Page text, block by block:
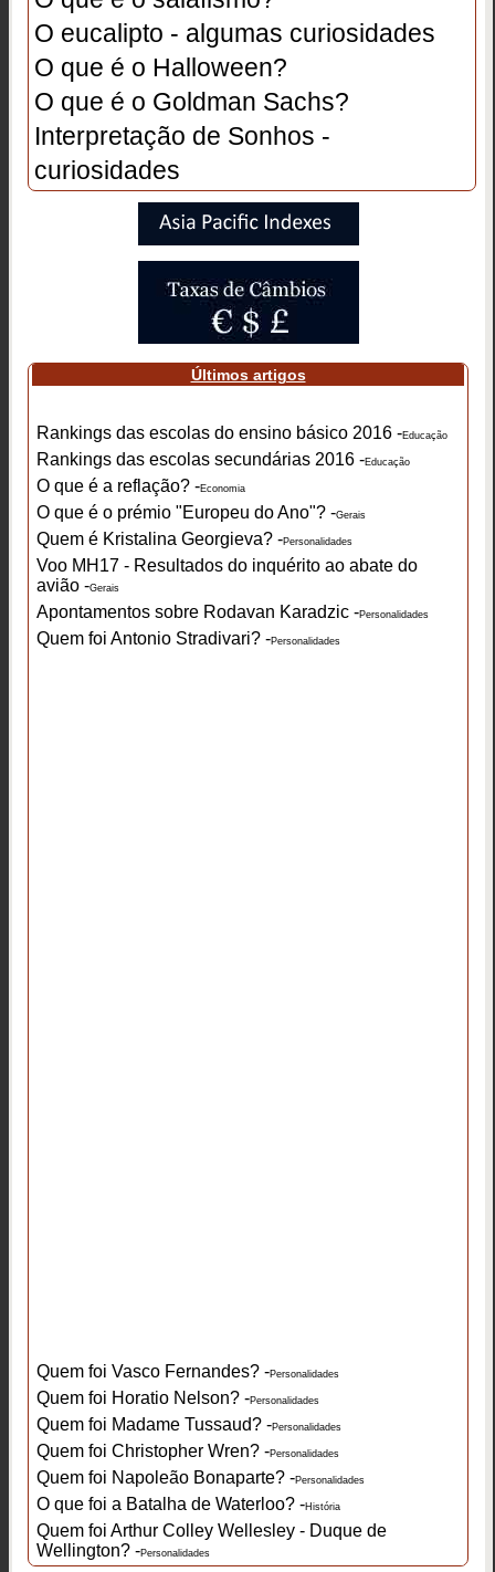
O eucalipto - algumas curiosidades
O que é o Halloween?
O que é o Goldman Sachs?
Interpretação de Sonhos -
curiosidades
Últimos artigos
Rankings das escolas do ensino básico 2016 -Educação
Rankings das escolas secundárias 2016 -Educação
O que é a reflação? -Economia
O que é o prémio "Europeu do Ano"? -Gerais
Quem é Kristalina Georgieva? -Personalidades
Voo MH17 - Resultados do inquérito ao abate do
avião -Gerais
Apontamentos sobre Rodavan Karadzic -Personalidades
Quem foi Antonio Stradivari? -Personalidades
Quem foi Vasco Fernandes? -Personalidades
Quem foi Horatio Nelson? -Personalidades
Quem foi Madame Tussaud? -Personalidades
Quem foi Christopher Wren? -Personalidades
Quem foi Napoleão Bonaparte? -Personalidades
O que foi a Batalha de Waterloo? -História
Quem foi Arthur Colley Wellesley - Duque de
Wellington? -Personalidades